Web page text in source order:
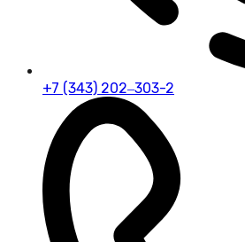
+7 (343) 202‒303-2